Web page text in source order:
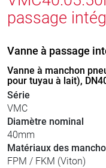
passage
Vanne à passage
Vanne à manchon
pour tuyau à lait),
Série
VMC
Diamètre nominal
40mm
Matériaux des
FPM / FKM (Viton)